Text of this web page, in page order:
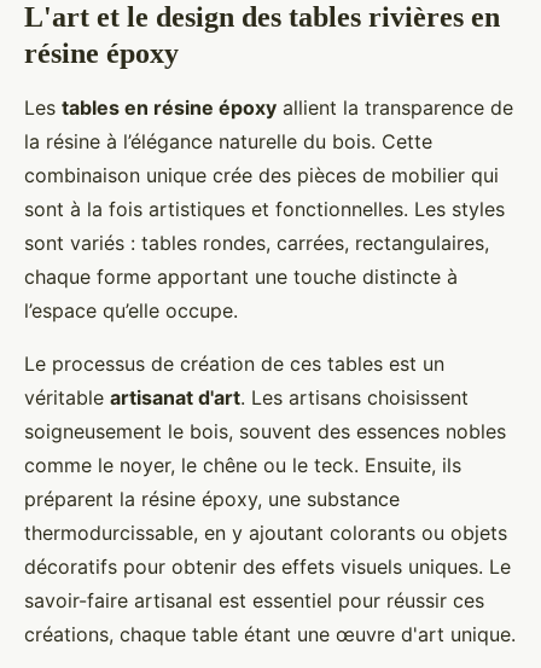
L'art et le design des tables rivières en
résine époxy
Les tables en résine époxy allient la transparence de
la résine à l’élégance naturelle du bois. Cette
combinaison unique crée des pièces de mobilier qui
sont à la fois artistiques et fonctionnelles. Les styles
sont variés : tables rondes, carrées, rectangulaires,
chaque forme apportant une touche distincte à
l’espace qu’elle occupe.
Le processus de création de ces tables est un
véritable artisanat d'art. Les artisans choisissent
soigneusement le bois, souvent des essences nobles
comme le noyer, le chêne ou le teck. Ensuite, ils
préparent la résine époxy, une substance
thermodurcissable, en y ajoutant colorants ou objets
décoratifs pour obtenir des effets visuels uniques. Le
savoir-faire artisanal est essentiel pour réussir ces
créations, chaque table étant une œuvre d'art unique.